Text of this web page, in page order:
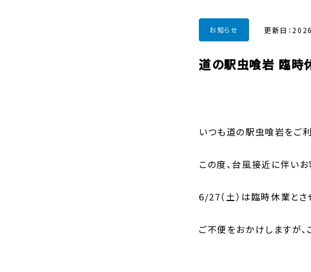
お知らせ 更新日：
道の駅虫喰岩 臨時
いつも道の駅虫喰岩をご
この度、台風接近に伴い
6/27（土）は臨時休業とさ
ご不便をおかけしますが、